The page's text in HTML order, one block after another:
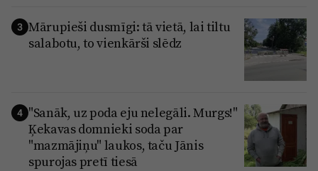
3 Mārupieši dusmīgi: tā vietā, lai tiltu
salabotu, to vienkārši slēdz
4 "Sanāk, uz poda eju nelegāli. Murgs!"
Ķekavas domnieki soda par
"mazmājiņu" laukos, taču Jānis
spurojas pretī tiesā